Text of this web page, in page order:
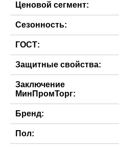
Ценовой сегмент:
Сезонность:
ГОСТ:
Защитные свойства:
Заключение
МинПромТорг:
Бренд:
Пол: